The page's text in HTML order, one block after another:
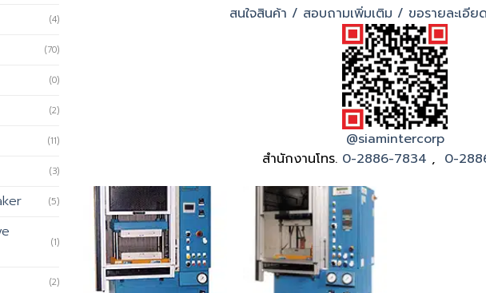
(4)
(70)
(0)
(2)
(11)
(3)
(5)
(1)
(2)
สนใจสินค้า / สอบถามเพิ่มเติม / ขอรายละเอีย
@siamintercorp
สำนักงานโทร. 0-2886-7834 , 0-